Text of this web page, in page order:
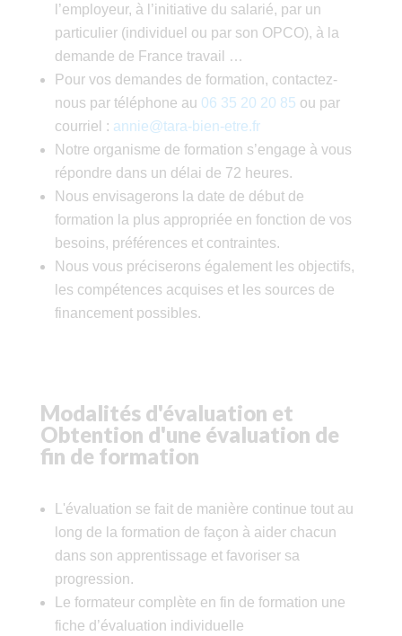
l’employeur, à l’initiative du salarié, par un
particulier (individuel ou par son OPCO), à la
demande de France travail …
Pour vos demandes de formation, contactez-
nous par téléphone au 06 35 20 20 85 ou par
courriel : annie@tara-bien-etre.fr
Notre organisme de formation s’engage à vous
répondre dans un délai de 72 heures.
Nous envisagerons la date de début de
formation la plus appropriée en fonction de vos
besoins, préférences et contraintes.
Nous vous préciserons également les objectifs,
les compétences acquises et les sources de
financement possibles.
Modalités d'évaluation et
Obtention d'une évaluation de
fin de formation
L'évaluation se fait de manière continue tout au
long de la formation de façon à aider chacun
dans son apprentissage et favoriser sa
progression.
Le formateur complète en fin de formation une
fiche d’évaluation individuelle